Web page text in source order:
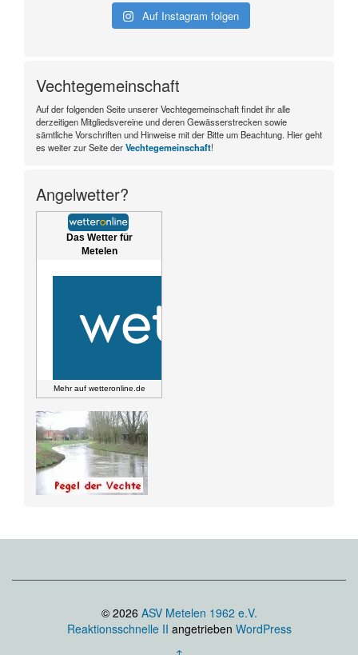
Auf Instagram folgen
Vechtegemeinschaft
Auf der folgenden Seite unserer Vechtegemeinschaft findet ihr alle
derzeitigen Mitgliedsvereine und deren Gewässerstrecken sowie
sämtliche Vorschriften und Hinweise mit der Bitte um Beachtung. Hier geht
es weiter zur Seite derVechtegemeinschaft!
Angelwetter?
Das Wetter für
Metelen
Mehr auf wetteronline.de
© 2026 ASV Metelen 1962 e.V.
Reaktionsschnelle II angetrieben WordPress